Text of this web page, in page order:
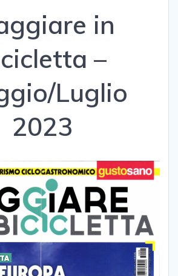
in
–
Luglio
2023